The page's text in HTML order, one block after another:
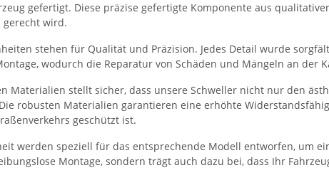
gefertigt. Diese präzise gefertigte Komponente aus
gerecht wird.
stehen für Qualität und Präzision. Jedes Detail wurde
wodurch die Reparatur von Schäden und Mängeln an der
Materialien stellt sicher, dass unsere Schweller nicht nur den
robusten Materialien garantieren eine erhöhte
geschützt ist.
werden speziell für das entsprechende Modell entworfen, um
Montage, sondern trägt auch dazu bei, dass Ihr